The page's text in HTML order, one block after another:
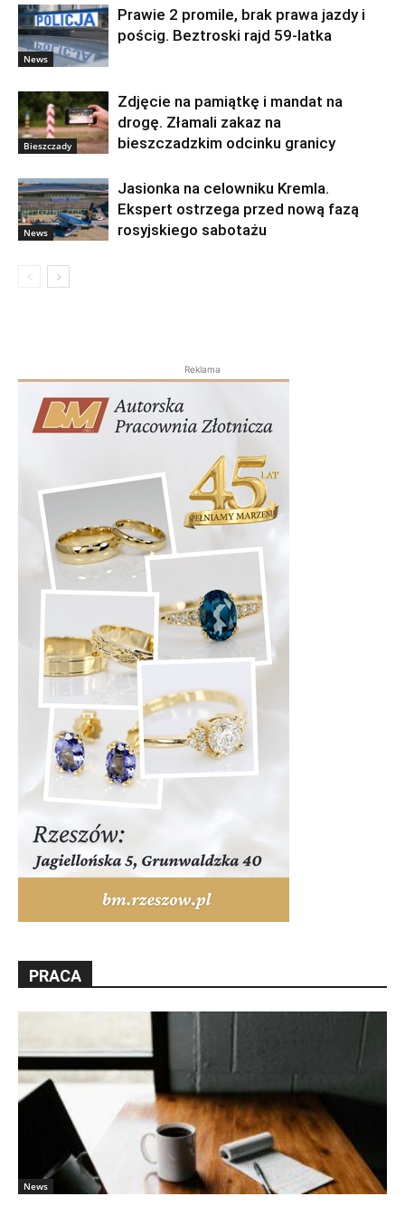
News
Prawie 2 promile, brak prawa jazdy i
pościg. Beztroski rajd 59-latka
Bieszczady
Zdjęcie na pamiątkę i mandat na
drogę. Złamali zakaz na
bieszczadzkim odcinku granicy
News
Jasionka na celowniku Kremla.
Ekspert ostrzega przed nową fazą
rosyjskiego sabotażu
Reklama
PRACA
News